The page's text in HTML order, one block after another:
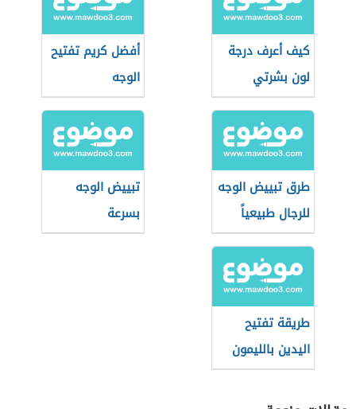
كيف أعرف درجة
لون بشرتي
أفضل كريم تفتيح
الوجه
طرق تبييض الوجه
للرجال طبيعياً
بالمنزل بسرعة
تبييض الوجه
بسرعة
طريقة تفتيح
اليدين بالليمون